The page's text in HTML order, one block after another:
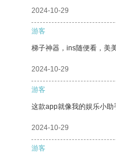
2024-10-29
游客
梯子神器，ins随便看，美
2024-10-29
游客
这款app就像我的娱乐小助
2024-10-29
游客